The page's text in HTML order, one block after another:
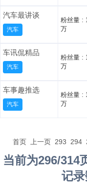
汽车最讲谈
汽车
粉丝量 :
万
车讯侃精品
汽车
粉丝量 :
万
车事趣推选
汽车
粉丝量 :
万
首页 上一页 293 294
当前为296/314
记